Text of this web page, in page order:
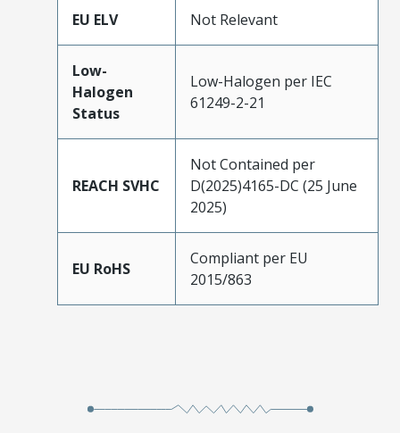
EU ELV Not Relevant
Low-
Halogen
Status
Low-Halogen per IEC
61249-2-21
REACH SVHC
Not Contained per
D(2025)4165-DC (25 June
2025)
EU RoHS
Compliant per EU
2015/863